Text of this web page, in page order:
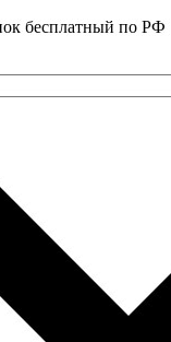
бесплатный по РФ